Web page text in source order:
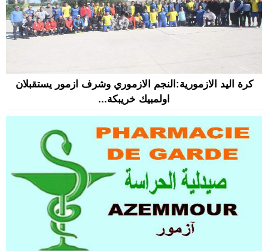
كرة اليد الازمورية:النجم الازموري وشرف ازمور يستقبلان
اولمبيك خريبكة...